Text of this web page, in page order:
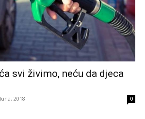
svi živimo, neću da djeca
2018 0